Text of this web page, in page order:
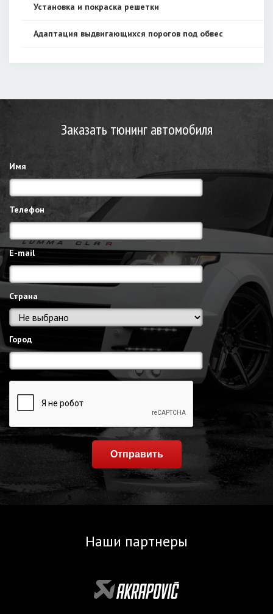
Установка и покраска решетки
Адаптация выдвигающихся порогов под обвес
Заказать тюнинг автомобиля
Имя
Телефон
E-mail
Страна
Город
Отправить
Наши партнеры